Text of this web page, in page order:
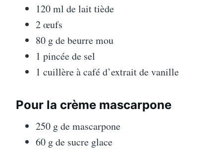
120 ml de lait tiède
2 œufs
80 g de beurre mou
1 pincée de sel
1 cuillère à café d’extrait de vanille
Pour la crème mascarpone
250 g de mascarpone
60 g de sucre glace